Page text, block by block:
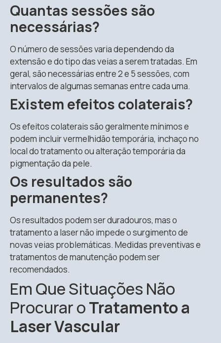
Quantas sessões são
necessárias?
O número de sessões varia dependendo da
extensão e do tipo das veias a serem tratadas. Em
geral, são necessárias entre 2 e 5 sessões, com
intervalos de algumas semanas entre cada uma.
Existem efeitos colaterais?
Os efeitos colaterais são geralmente mínimos e
podem incluir vermelhidão temporária, inchaço no
local do tratamento ou alteração temporária da
pigmentação da pele.
Os resultados são
permanentes?
Os resultados podem ser duradouros, mas o
tratamento a laser não impede o surgimento de
novas veias problemáticas. Medidas preventivas e
tratamentos de manutenção podem ser
recomendados.
Em Que Situações Não
Procurar oTratamento a
Laser Vascular